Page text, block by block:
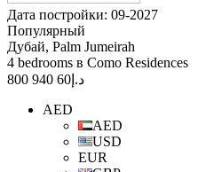
Дата постройки: 09-2027
Популярный
Дубай, Palm Jumeirah
4 bedrooms в Como Residences
د.إ 60 940 800
AED
AED
USD
EUR